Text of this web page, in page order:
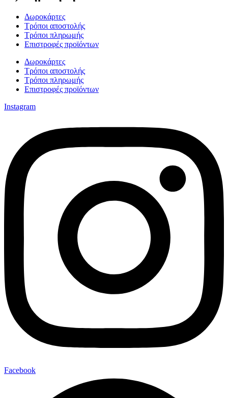
Δωροκάρτες
Τρόποι αποστολής
Τρόποι πληρωμής
Επιστροφές προϊόντων
Δωροκάρτες
Τρόποι αποστολής
Τρόποι πληρωμής
Επιστροφές προϊόντων
Instagram
Facebook